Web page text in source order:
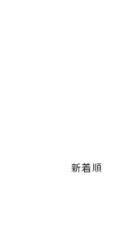
新着順